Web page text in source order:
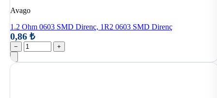
Avago
1.2 Ohm 0603 SMD Direnç, 1R2 0603 SMD Direnç
0,86 ₺
− +